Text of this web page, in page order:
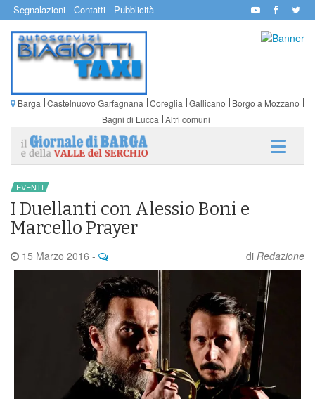
Segnalazioni Contatti Pubblicità
Barga Castelnuovo Garfagnana Coreglia Gallicano
Borgo a Mozzano
Bagni di Lucca Altri comuni
EVENTI
I Duellanti con Alessio Boni e
Marcello Prayer
15 Marzo 2016 - di Redazione